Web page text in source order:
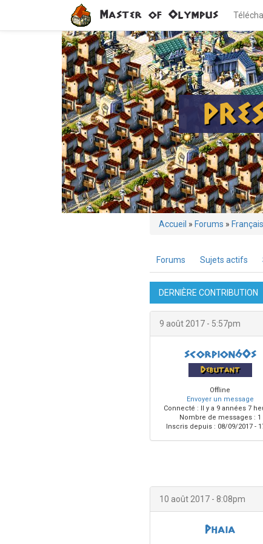
contenu
Master of Olympus
Accueil » Forums » Français
Forums Sujets actifs
DERNIÈRE CONTRIBUTION
9 août 2017 - 5:57pm
scorpion60s
Debutant
Offline
Envoyer un message
Connecté : Il y a 9 années 7
Nombre de messages : 1
Inscris depuis : 08/09/2017 -
10 août 2017 - 8:08pm
Phaia